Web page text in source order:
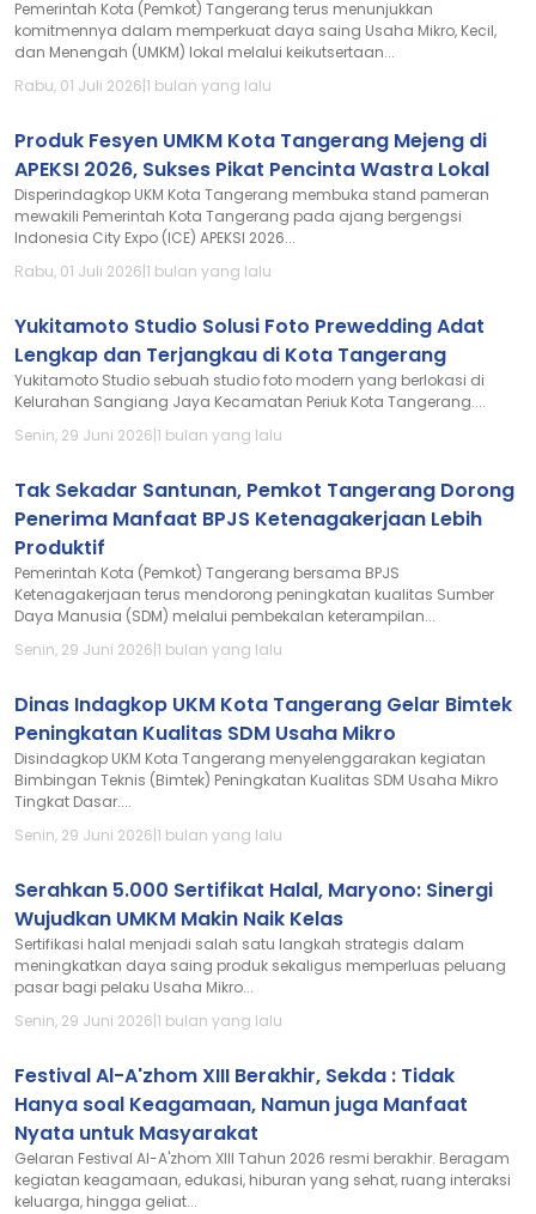
Pemerintah Kota (Pemkot) Tangerang terus menunjukkan
komitmennya dalam memperkuat daya saing Usaha Mikro, Kecil,
dan Menengah (UMKM) lokal melalui keikutsertaan...
Rabu, 01 Juli 2026|1 bulan yang lalu
Produk Fesyen UMKM Kota Tangerang Mejeng di
APEKSI 2026, Sukses Pikat Pencinta Wastra Lokal
Disperindagkop UKM Kota Tangerang membuka stand pameran
mewakili Pemerintah Kota Tangerang pada ajang bergengsi
Indonesia City Expo (ICE) APEKSI 2026...
Rabu, 01 Juli 2026|1 bulan yang lalu
Yukitamoto Studio Solusi Foto Prewedding Adat
Lengkap dan Terjangkau di Kota Tangerang
Yukitamoto Studio sebuah studio foto modern yang berlokasi di
Kelurahan Sangiang Jaya Kecamatan Periuk Kota Tangerang....
Senin, 29 Juni 2026|1 bulan yang lalu
Tak Sekadar Santunan, Pemkot Tangerang Dorong
Penerima Manfaat BPJS Ketenagakerjaan Lebih
Produktif
Pemerintah Kota (Pemkot) Tangerang bersama BPJS
Ketenagakerjaan terus mendorong peningkatan kualitas Sumber
Daya Manusia (SDM) melalui pembekalan keterampilan...
Senin, 29 Juni 2026|1 bulan yang lalu
Dinas Indagkop UKM Kota Tangerang Gelar Bimtek
Peningkatan Kualitas SDM Usaha Mikro
Disindagkop UKM Kota Tangerang menyelenggarakan kegiatan
Bimbingan Teknis (Bimtek) Peningkatan Kualitas SDM Usaha Mikro
Tingkat Dasar....
Senin, 29 Juni 2026|1 bulan yang lalu
Serahkan 5.000 Sertifikat Halal, Maryono: Sinergi
Wujudkan UMKM Makin Naik Kelas
Sertifikasi halal menjadi salah satu langkah strategis dalam
meningkatkan daya saing produk sekaligus memperluas peluang
pasar bagi pelaku Usaha Mikro...
Senin, 29 Juni 2026|1 bulan yang lalu
Festival Al-A'zhom XIII Berakhir, Sekda : Tidak
Hanya soal Keagamaan, Namun juga Manfaat
Nyata untuk Masyarakat
Gelaran Festival Al-A'zhom XIII Tahun 2026 resmi berakhir. Beragam
kegiatan keagamaan, edukasi, hiburan yang sehat, ruang interaksi
keluarga, hingga geliat...